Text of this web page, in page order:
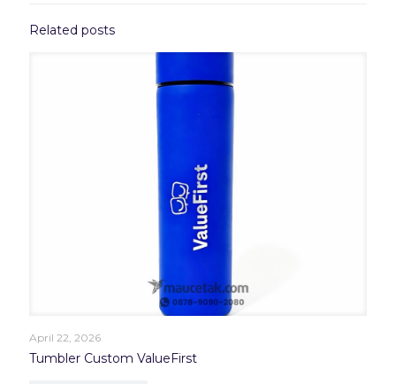
Related posts
April 22, 2026
Tumbler Custom ValueFirst